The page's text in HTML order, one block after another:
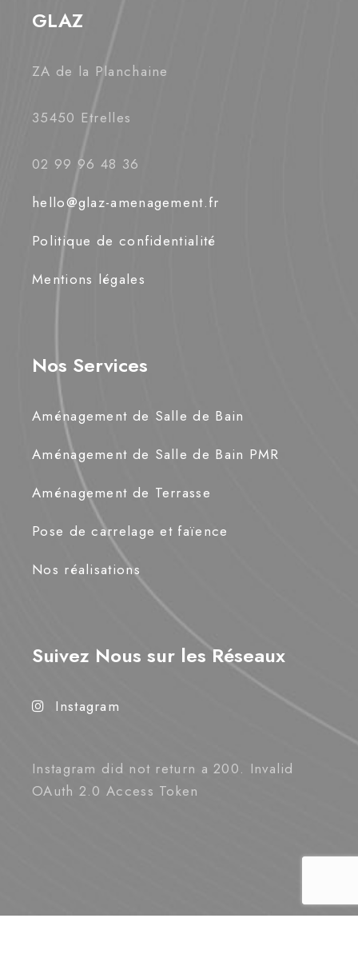
GLAZ
ZA de la Planchaine
35450 Etrelles
02 99 96 48 36
hello@glaz-amenagement.fr
Politique de confidentialité
Mentions légales
Nos Services
Aménagement de Salle de Bain
Aménagement de Salle de Bain PMR
Aménagement de Terrasse
Pose de carrelage et faïence
Nos réalisations
Suivez Nous sur les Réseaux
Instagram
Instagram did not return a 200. Invalid
OAuth 2.0 Access Token